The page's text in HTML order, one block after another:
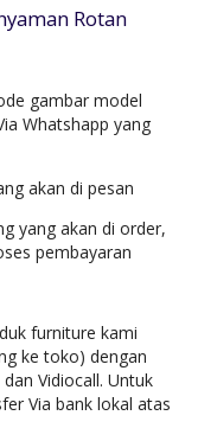
Rotan
gambar model
Whatshapp yang
akan di pesan
yang akan di order,
pembayaran
furniture kami
ke toko) dengan
Vidiocall. Untuk
Via bank lokal atas